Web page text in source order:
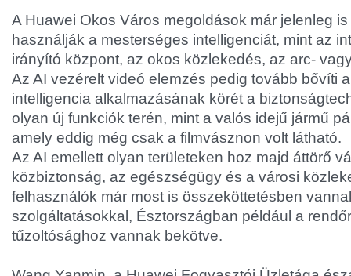
A Huawei Okos Város megoldások már jelenleg
használják a mesterséges intelligenciát, mint az
irányító központ, az okos közlekedés, az arc-
Az AI vezérelt videó elemzés pedig tovább bővíti
intelligencia alkalmazásának körét a
olyan új funkciók terén, mint a valós idejű jármű
amely eddig még csak a filmvásznon volt látható.
Az AI emellett olyan területeken hoz majd áttörő
közbiztonság, az egészségügy és a városi
felhasználók már most is összeköttetésben
szolgáltatásokkal, Észtországban például a
tűzoltósághoz vannak bekötve.